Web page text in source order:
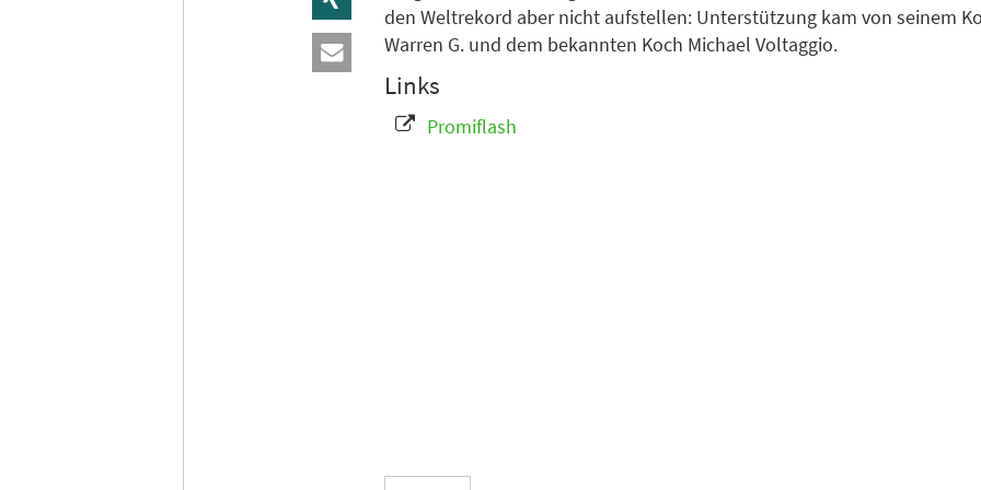
den Weltrekord aber nicht aufstellen: Unterstützung kam von seinem
Warren G. und dem bekannten Koch Michael Voltaggio.
Links
Promiflash